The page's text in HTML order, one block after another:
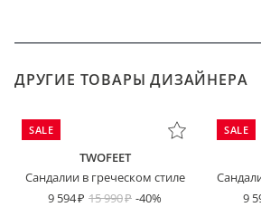
ДРУГИЕ ТОВАРЫ ДИЗАЙНЕРА
SALE
TWOFEET
Сандалии в греческом стиле
9 594
15 990 -40%
SALE
9